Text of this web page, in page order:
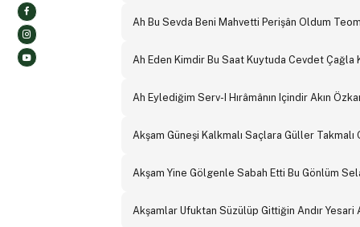
Ah Bu Sevda Beni Mahvetti Perişân Oldum
Ah Eden Kimdir Bu Saat Kuytuda Cevdet Çağla
Ah Eylediğim Serv-I Hırâmânın Içindir Akın
Akşam Güneşi Kalkmalı Saçlara Güller
Akşam Yine Gölgenle Sabah Etti Bu Gönlüm
Akşamlar Ufuktan Süzülüp Gittiğin Andır Yesari